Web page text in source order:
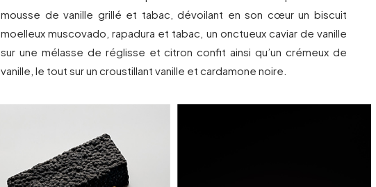
mousse de vanille grillé et tabac, dévoilant en son cœur un biscuit
moelleux muscovado, rapadura et tabac, un onctueux caviar de vanille
sur une mélasse de réglisse et citron confit ainsi qu’un crémeux de
vanille, le tout sur un croustillant vanille et cardamone noire.